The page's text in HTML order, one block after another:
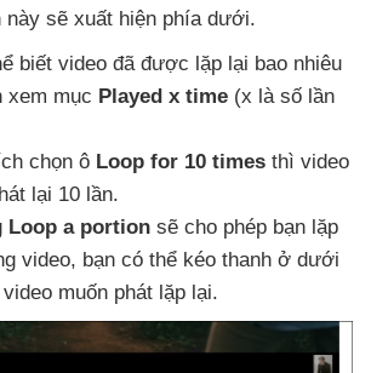
này sẽ xuất hiện phía dưới.
biết video đã được lặp lại bao nhiêu
xem mục Played x time (x là số lần
chọn ô Loop for 10 times thì video
lại 10 lần.
Loop a portion sẽ cho phép bạn lặp
video, bạn có thể kéo thanh ở dưới
muốn phát lặp lại.